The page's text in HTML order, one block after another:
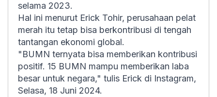
selama 2023.
Hal ini menurut Erick Tohir, perusahaan pelat
merah itu tetap bisa berkontribusi di tengah
tantangan ekonomi global.
"BUMN ternyata bisa memberikan kontribusi
positif. 15 BUMN mampu memberikan laba
besar untuk negara," tulis Erick di Instagram,
Selasa, 18 Juni 2024.